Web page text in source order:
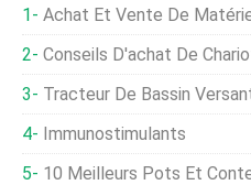
Achat Et Vente De
Conseils D'achat De Chariots
Tracteur De Bassin
Immunostimulants
10 Meilleurs Pots Et Conteneurs